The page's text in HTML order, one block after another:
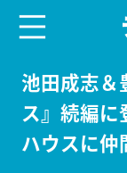
池田成志＆
ス』続編に
ハウスに仲